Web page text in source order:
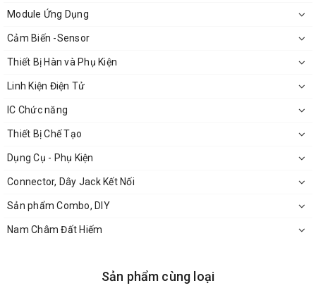
Tụ không có tính phân cực
Tụ đỏ rất bền, rất ít khi hỏng, nếu hỏng sẽ bị sùi vỏ ( rất dễ nhận
biết )
Module Ứng Dụng
Cảm Biến -Sensor
Thiết Bị Hàn và Phụ Kiện
Linh Kiện Điện Tử
IC Chức năng
Thiết Bị Chế Tạo
Dụng Cụ - Phụ Kiện
Connector, Dây Jack Kết Nối
Sản phẩm Combo, DIY
Nam Châm Đất Hiếm
Sản phẩm cùng loại